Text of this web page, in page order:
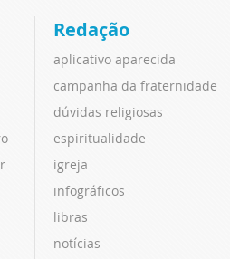
Redação
aplicativo aparecida
campanha da fraternidade
dúvidas religiosas
espiritualidade
igreja
infográficos
libras
notícias